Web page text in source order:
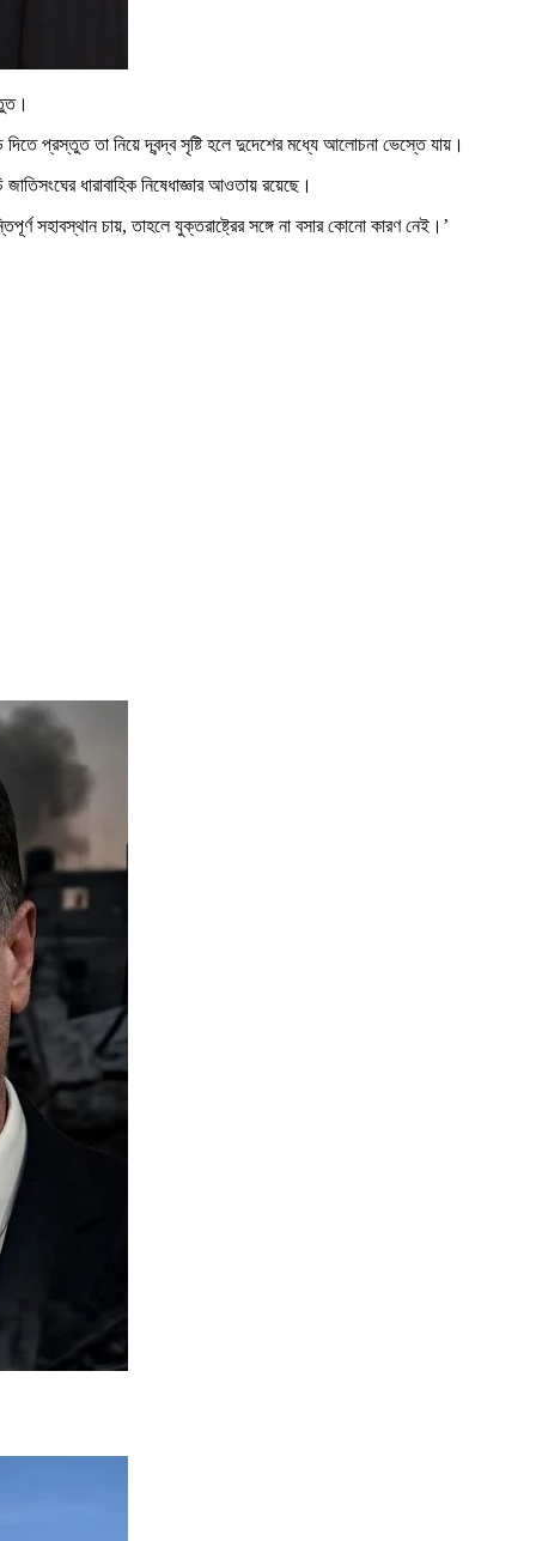
দিতে প্রস্তুত তা নিয়ে দ্বন্দ্ব সৃষ্টি হলে দুদেশের মধ্যে আলোচনা ভেস্তে যায়।
ধারাবাহিক নিষেধাজ্ঞার আওতায় রয়েছে।
সহাবস্থান চায়, তাহলে যুক্তরাষ্ট্রের সঙ্গে না বসার কোনো কারণ নেই।’